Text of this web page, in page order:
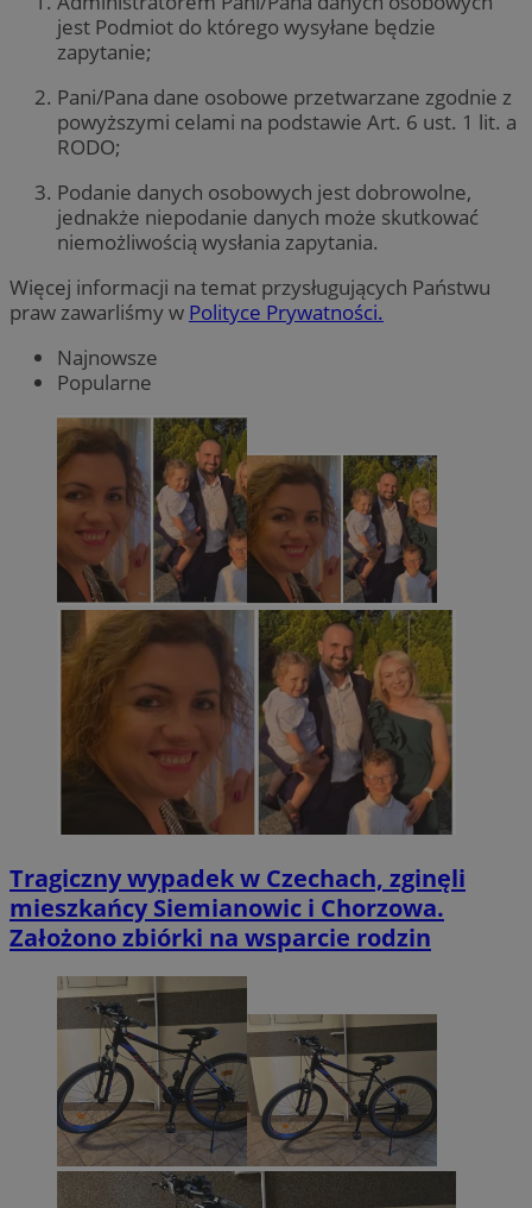
jest Podmiot do którego wysyłane będzie
zapytanie;
Pani/Pana dane osobowe przetwarzane zgodnie z
powyższymi celami na podstawie Art. 6 ust. 1 lit. a
RODO;
Podanie danych osobowych jest dobrowolne,
jednakże niepodanie danych może skutkować
niemożliwością wysłania zapytania.
Więcej informacji na temat przysługujących Państwu
praw zawarliśmy w Polityce Prywatności.
Najnowsze
Popularne
Tragiczny wypadek w Czechach, zginęli
mieszkańcy Siemianowic i Chorzowa.
Założono zbiórki na wsparcie rodzin